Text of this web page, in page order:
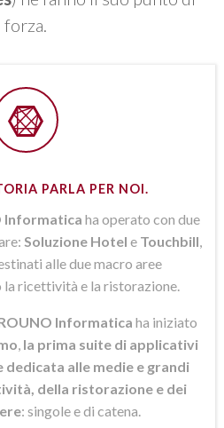
forza.
PARLA PER NOI.
Informatica ha operato con due
Soluzione Hotel e Touchbill
alle due macro aree
la ricettività e la ristorazione.
Informatica ha iniziato
la prima suite di applicativi
dedicata alle medie e grandi
della ristorazione e dei
: singole e di catena.